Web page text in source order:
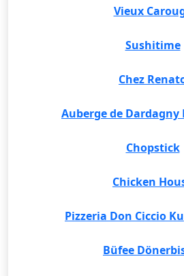
Vieux
Sushitime
Chez
Auberge de
Chopstick
Chicken
Pizzeria Don Ciccio
Büfee